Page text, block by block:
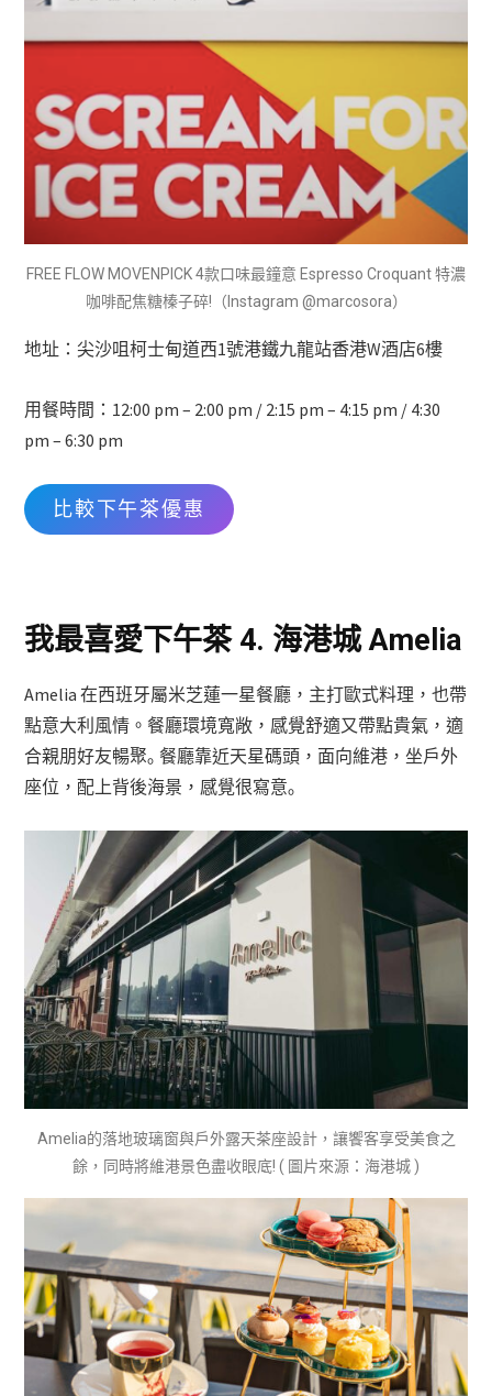
FREE FLOW MOVENPICK 4款口味最鐘意 Espresso Croquant 特濃
咖啡配焦糖榛子碎!（Instagram @marcosora）
地址：尖沙咀柯士甸道西1號港鐵九龍站香港W酒店6樓
用餐時間：12:00 pm – 2:00 pm / 2:15 pm – 4:15 pm / 4:30
pm – 6:30 pm
比較下午茶優惠
我最喜愛下午茶 4. 海港城 Amelia
Amelia 在西班牙屬米芝蓮一星餐廳，主打歐式料理，也帶
點意大利風情。餐廳環境寬敞，感覺舒適又帶點貴氣，適
合親朋好友暢聚｡ 餐廳靠近天星碼頭，面向維港，坐戶外
座位，配上背後海景，感覺很寫意｡
Amelia的落地玻璃窗與戶外露天茶座設計，讓饗客享受美食之
餘，同時將維港景色盡收眼底! ( 圖片來源：海港城 )